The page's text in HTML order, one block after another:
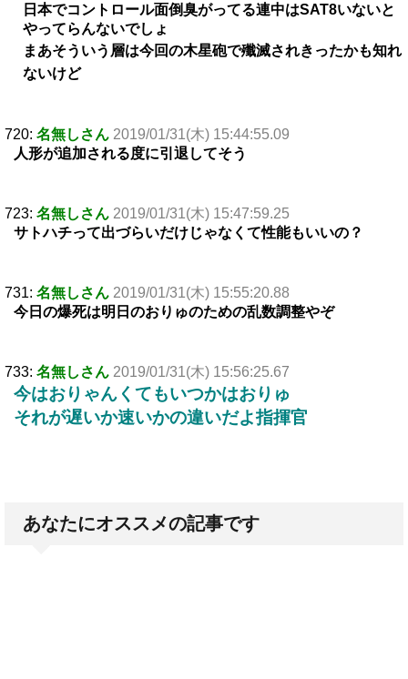
日本でコントロール面倒臭がってる連中はSAT8いないと
やってらんないでしょ
まあそういう層は今回の木星砲で殲滅されきったかも知れ
ないけど
720: 名無しさん 2019/01/31(木) 15:44:55.09
人形が追加される度に引退してそう
723: 名無しさん 2019/01/31(木) 15:47:59.25
サトハチって出づらいだけじゃなくて性能もいいの？
731: 名無しさん 2019/01/31(木) 15:55:20.88
今日の爆死は明日のおりゅのための乱数調整やぞ
733: 名無しさん 2019/01/31(木) 15:56:25.67
今はおりゃんくてもいつかはおりゅ
それが遅いか速いかの違いだよ指揮官
あなたにオススメの記事です